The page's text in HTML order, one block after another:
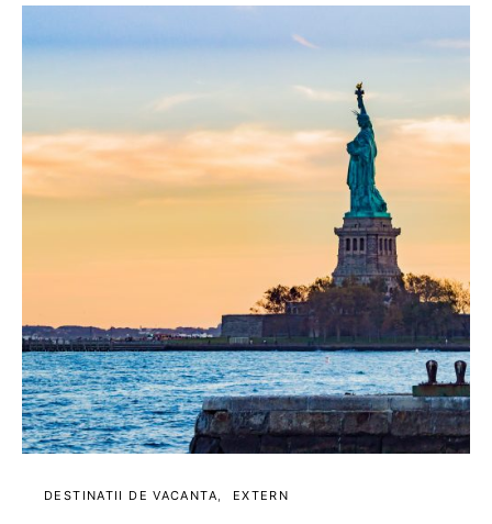
DESTINATII DE VACANTA EXTERN